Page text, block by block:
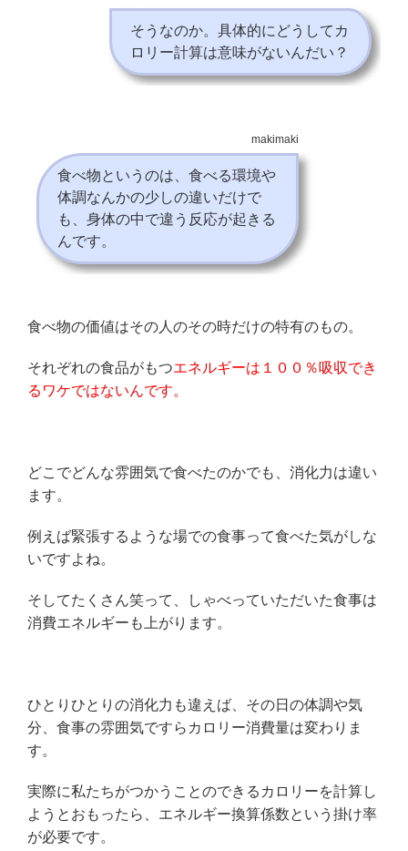
そうなのか。具体的にどうしてカ
ロリー計算は意味がないんだい？
makimaki
食べ物というのは、食べる環境や
体調なんかの少しの違いだけで
も、身体の中で違う反応が起きる
んです。
食べ物の価値はその人のその時だけの特有のもの。
それぞれの食品がもつエネルギーは１００％吸収でき
るワケではないんです。
どこでどんな雰囲気で食べたのかでも、消化力は違い
ます。
例えば緊張するような場での食事って食べた気がしな
いですよね。
そしてたくさん笑って、しゃべっていただいた食事は
消費エネルギーも上がります。
ひとりひとりの消化力も違えば、その日の体調や気
分、食事の雰囲気ですらカロリー消費量は変わりま
す。
実際に私たちがつかうことのできるカロリーを計算し
ようとおもったら、エネルギー換算係数という掛け率
が必要です。